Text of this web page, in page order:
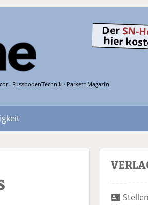
· FussbodenTechnik · Parkett Magazin
Der SN-
hier